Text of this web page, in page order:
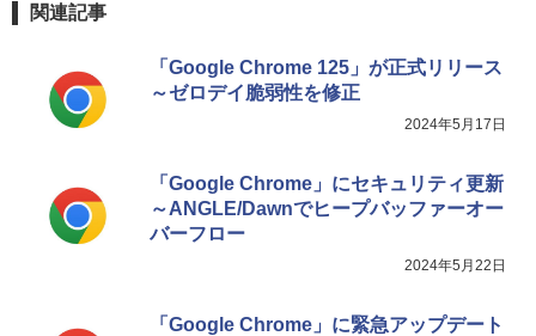
関連記事
「Google Chrome 125」が正式リリース
～ゼロデイ脆弱性を修正
2024年5月17日
「Google Chrome」にセキュリティ更新
～ANGLE/Dawnでヒープバッファーオー
バーフロー
2024年5月22日
「Google Chrome」に緊急アップデート